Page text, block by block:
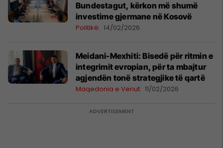
Bundestagut, kërkon më shumë
investime gjermane në Kosovë
Politikë 14/02/2026
Meidani-Mexhiti: Bisedë për ritmin e
integrimit evropian, për ta mbajtur
agjendën tonë strategjike të qartë
Maqedonia e Veriut 11/02/2026